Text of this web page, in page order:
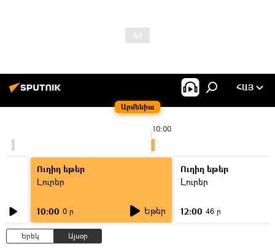
Արմենիա
ՀԱՅ
10:00
Ուղիղ եթեր
Լուրեր
10:00 0 ր Եթեր
Ուղիղ եթեր
Լուրեր
12:00 46 ր
Երեկ Այսօր